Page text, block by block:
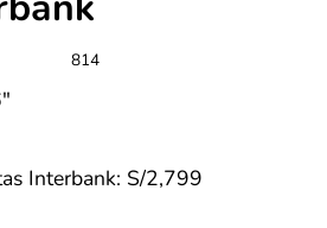
814
Interbank: S/2,799